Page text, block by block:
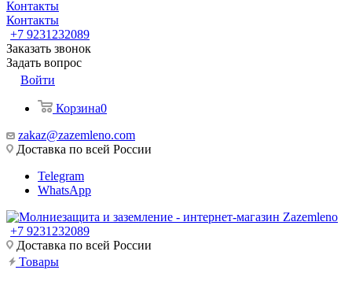
Контакты
Контакты
+7 9231232089
Заказать звонок
Задать вопрос
Войти
Корзина0
zakaz@zazemleno.com
Доставка по всей России
Telegram
WhatsApp
+7 9231232089
Доставка по всей России
Товары